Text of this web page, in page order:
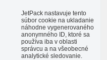
JetPack nastavuje tento
súbor cookie na ukladanie
náhodne vygenerovaného
anonymného ID, ktoré sa
používa iba v oblasti
správcu a na všeobecné
analytické sledovanie.